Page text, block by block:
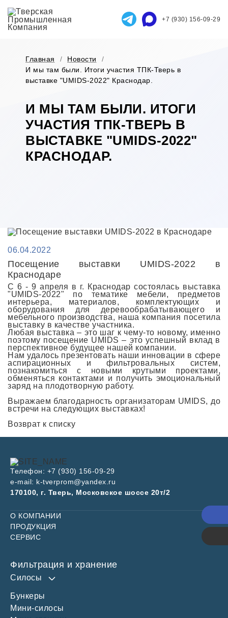
+7 (930) 156-09-29
Главная / Новости
/
И мы там были. Итоги участия ТПК-Тверь в
выставке "UMIDS-2022" Краснодар.
И МЫ ТАМ БЫЛИ. ИТОГИ
УЧАСТИЯ ТПК-ТВЕРЬ В
ВЫСТАВКЕ "UMIDS-2022"
КРАСНОДАР.
06.04.2022
Посещение выставки UMIDS-2022 в
Краснодаре
С 6 - 9 апреля в г. Краснодар состоялась выставка
"UMIDS-2022" по тематике мебели, предметов
интерьера, материалов, комплектующих и
оборудования для деревообрабатывающего и
мебельного производства, наша компания посетила
выставку в качестве участника.
Любая выставка – это шаг к чему-то новому, именно
поэтому посещение UMIDS – это успешный вклад в
перспективное будущее нашей компании.
Нам удалось презентовать наши инновации в сфере
аспирационных и фильтровальных систем,
познакомиться с новыми крутыми проектами,
обменяться контактами и получить эмоциональный
заряд на плодотворную работу.
Выражаем благодарность организаторам UMIDS, до
встречи на следующих выставках!
Возврат к списку
Телефон: +7 (930) 156-09-29
e-mail: k-tverprom@yandex.ru
170100, г. Тверь, Московское шоссе 20т/2
О КОМПАНИИ
ПРОДУКЦИЯ
СЕРВИС
Фильтрация и хранение
Силосы
Силос 60 м3
Силос 100 м3
Бункеры
Мини-силосы